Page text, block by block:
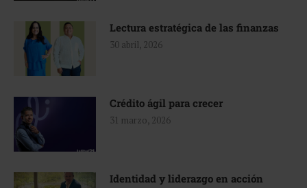
Lectura estratégica de las finanzas
30 abril, 2026
Crédito ágil para crecer
31 marzo, 2026
Identidad y liderazgo en acción